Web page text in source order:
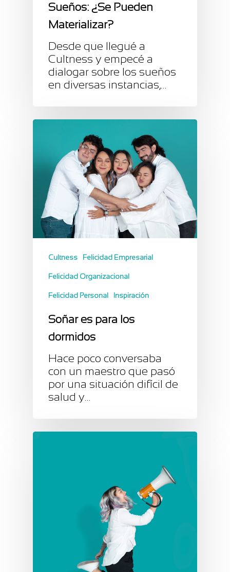
Sueños: ¿Se Pueden
Materializar?
Desde que llegué a
Cultness y empecé a
dialogar sobre los sueños
en diversas instancias,…
Cultness Felicidad Empresarial
Felicidad Organizacional
Felicidad Personal Inspiración
Soñar es para los
dormidos
Hace poco conversaba
con un maestro que pasó
por una situación difícil de
salud y…